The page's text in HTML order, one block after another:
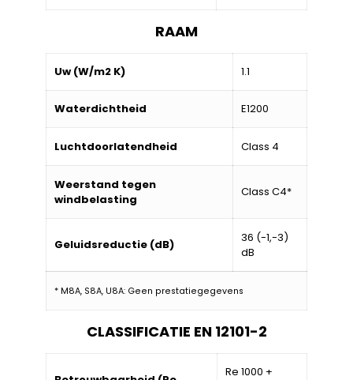
RAAM
Uw (W/m2 K) 1.1
Waterdichtheid E1200
Luchtdoorlatendheid Class 4
Weerstand tegen
windbelasting
Class C4*
Geluidsreductie (dB)
36 (-1,-3)
dB
* M8A, S8A, U8A: Geen prestatiegegevens
CLASSIFICATIE EN 12101-2
Re 1000 +